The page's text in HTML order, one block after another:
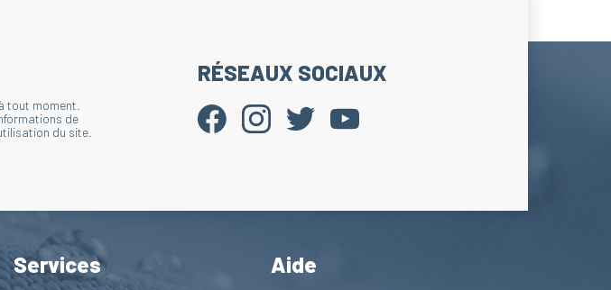
tout moment.
de
du site.
RÉSEAUX SOCIAUX
Services Aide